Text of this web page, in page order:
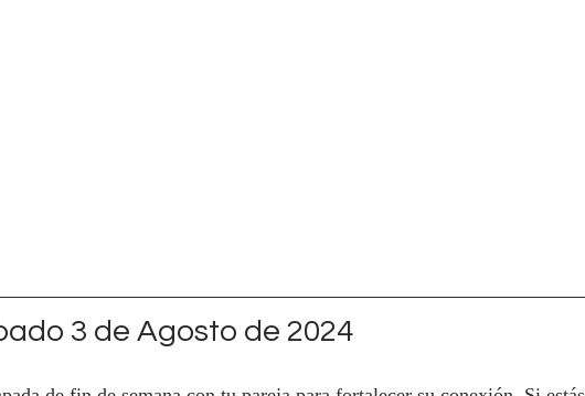
3 de Agosto de 2024